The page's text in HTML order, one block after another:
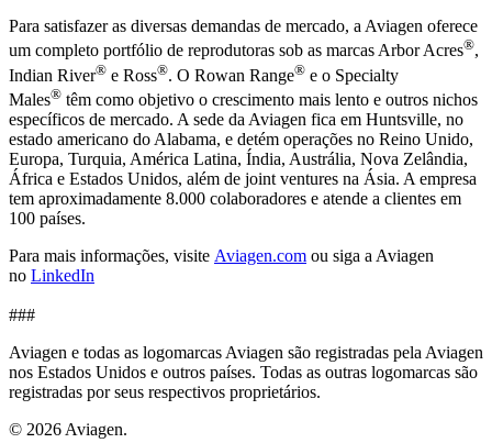
Para satisfazer as diversas demandas de mercado, a Aviagen oferece
um completo portfólio de reprodutoras sob as marcas Arbor Acres®,
Indian River® e Ross®. O Rowan Range® e o Specialty
Males® têm como objetivo o crescimento mais lento e outros nichos
específicos de mercado. A sede da Aviagen fica em Huntsville, no
estado americano do Alabama, e detém operações no Reino Unido,
Europa, Turquia, América Latina, Índia, Austrália, Nova Zelândia,
África e Estados Unidos, além de joint ventures na Ásia. A empresa
tem aproximadamente 8.000 colaboradores e atende a clientes em
100 países.
Para mais informações, visite Aviagen.com ou siga a Aviagen
no LinkedIn
###
Aviagen e todas as logomarcas Aviagen são registradas pela Aviagen
nos Estados Unidos e outros países. Todas as outras logomarcas são
registradas por seus respectivos proprietários.
© 2026 Aviagen.